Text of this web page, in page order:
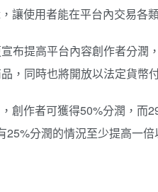
讓使用者能在平台內交易各
布提高平台內容創作者分潤
，同時也將開放以法定貨幣
創作者可獲得50%分潤，而
分潤的情況至少提高一倍